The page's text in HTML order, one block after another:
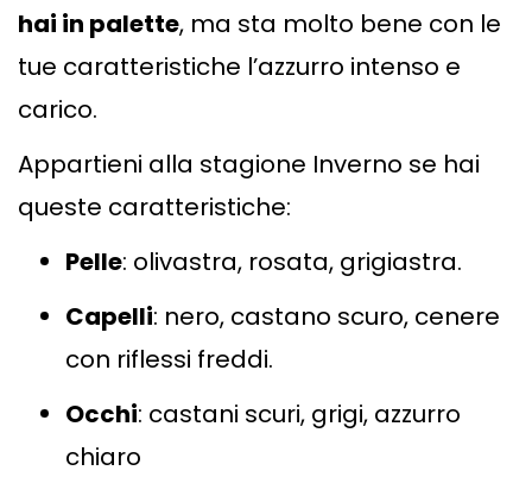
hai in palette, ma sta molto bene con le
tue caratteristiche l’azzurro intenso e
carico.
Appartieni alla stagione Inverno se hai
queste caratteristiche:
Pelle: olivastra, rosata, grigiastra.
Capelli: nero, castano scuro, cenere
con riflessi freddi.
Occhi: castani scuri, grigi, azzurro
chiaro